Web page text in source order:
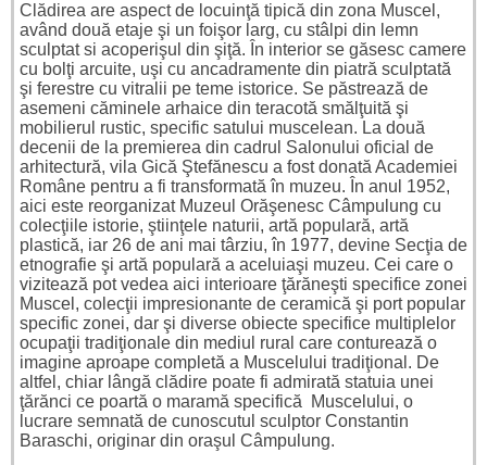
Clădirea are aspect de locuinţă tipică din zona Muscel,
având două etaje şi un foişor larg, cu stâlpi din lemn
sculptat si acoperişul din şiţă. În interior se găsesc camere
cu bolţi arcuite, uşi cu ancadramente din piatră sculptată
şi ferestre cu vitralii pe teme istorice. Se păstrează de
asemeni căminele arhaice din teracotă smălţuită şi
mobilierul rustic, specific satului muscelean. La două
decenii de la premierea din cadrul Salonului oficial de
arhitectură, vila Gică Ştefănescu a fost donată Academiei
Române pentru a fi transformată în muzeu. În anul 1952,
aici este reorganizat Muzeul Orăşenesc Câmpulung cu
colecţiile istorie, ştiinţele naturii, artă populară, artă
plastică, iar 26 de ani mai târziu, în 1977, devine Secţia de
etnografie şi artă populară a aceluiaşi muzeu. Cei care o
vizitează pot vedea aici interioare ţărăneşti specifice zonei
Muscel, colecţii impresionante de ceramică şi port popular
specific zonei, dar şi diverse obiecte specifice multiplelor
ocupaţii tradiţionale din mediul rural care conturează o
imagine aproape completă a Muscelului tradiţional. De
altfel, chiar lângă clădire poate fi admirată statuia unei
ţărănci ce poartă o maramă specifică Muscelului, o
lucrare semnată de cunoscutul sculptor Constantin
Baraschi, originar din oraşul Câmpulung.